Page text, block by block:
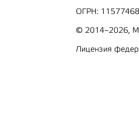
ОГРН:
© 2014–2026,
Лицензия